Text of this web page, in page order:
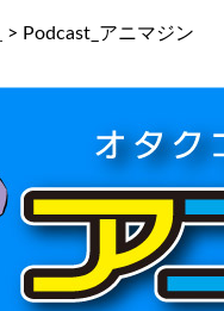
> Podcast_アニマジン